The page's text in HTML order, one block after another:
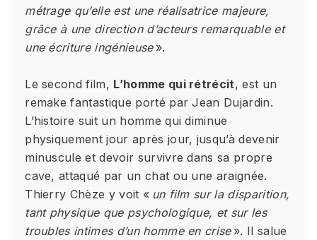
métrage qu’elle est une réalisatrice majeure,
grâce à une direction d’acteurs remarquable et
une écriture ingénieuse».
Le second film, L’homme qui rétrécit, est un
remake fantastique porté par Jean Dujardin.
L’histoire suit un homme qui diminue
physiquement jour après jour, jusqu’à devenir
minuscule et devoir survivre dans sa propre
cave, attaqué par un chat ou une araignée.
Thierry Chèze y voit « un film sur la disparition,
tant physique que psychologique, et sur les
troubles intimes d’un homme en crise». Il salue